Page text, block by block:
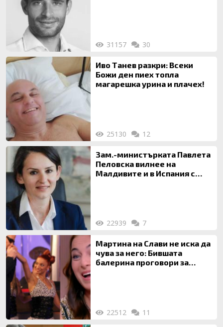
31157 30
Иво Танев разкри: Всеки
Божи ден пиех топла
магарешка урина и плачех!
25130 12
Зам.-министърката Павлета
Пеловска вилнее на
Малдивите и в Испания с
22939 7
Мартина на Слави не иска да
чува за него: Бившата
балерина проговори за
22512 11